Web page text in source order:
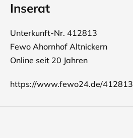
Inserat
Unterkunft-Nr. 412813
Fewo Ahornhof Altnickern
Online seit 20 Jahren
https://www.fewo24.de/412813